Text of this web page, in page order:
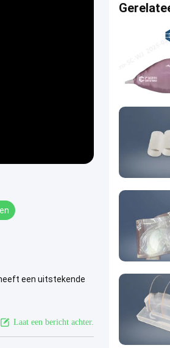
een uitstekende
Laat een bericht achter.